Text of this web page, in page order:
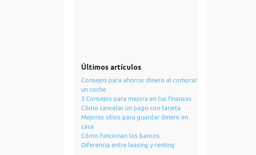
Últimos artículos
Consejos para ahorrar dinero al comprar
un coche
3 Consejos para mejora en tus finanzas
Cómo cancelar un pago con tarjeta
Mejores sitios para guardar dinero en
casa
Cómo funcionan los bancos
Diferencia entre leasing y renting